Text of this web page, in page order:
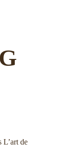
L’art de